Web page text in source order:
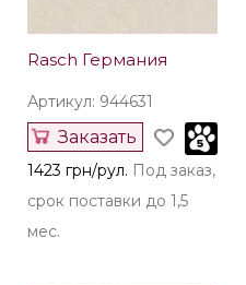
Rasch Германия
Артикул: 944631
Заказать
1423 грн/рул. Под заказ,
срок поставки до 1,5
мес.